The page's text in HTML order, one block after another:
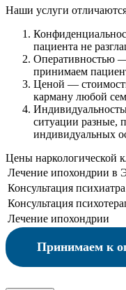
Наши услуги
пациента не
Оперативностью —
принимаем
Ценой —
карману любой
ситуации разные,
индивидуальных
Цены наркологической
Лечение ипохондрии в
Консультация психиатра
Консультация
Лечение ипохондрии
Принимаем к